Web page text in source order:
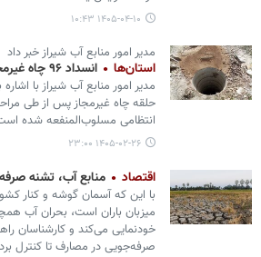
۱۴۰۵-۰۴-۱۰ ۱۰:۴۳
مدیر امور منابع آب شیراز خبر داد
استان‌ها انسداد ۹۶ چاه غیرمجاز در شیراز
حلقه چاه غیرمجاز پس از طی
انتظامی مسلوب‌المنفعه شده
۱۴۰۵-۰۲-۲۶ ۲۳:۰۰
اقتصاد منابع آب، تشنه
با این که آسمان گوشه و کنار
میزبان باران است، بحران آب
خودنمایی می‌کند و کارشناسان
صرفه‌جویی در مصارف تا کنترل